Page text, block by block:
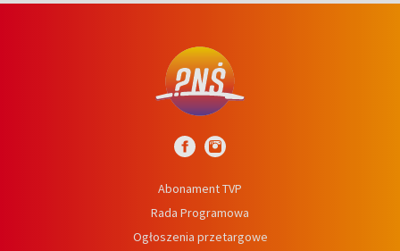
Abonament TVP
Rada Programowa
Ogłoszenia przetargowe